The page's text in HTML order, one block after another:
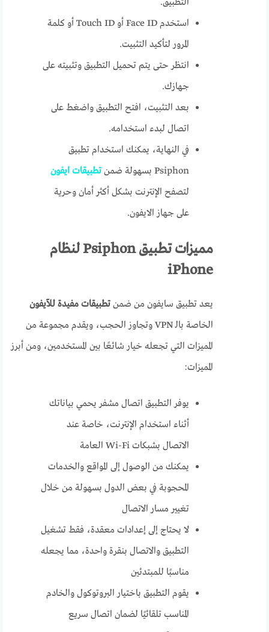
استخدم Face ID أو Touch ID أو كلمة
المرور لتأكيد التثبيت.
انتظر حتى يتم تحميل التطبيق وتثبيته على
جهازك.
بعد التثبيت، افتح التطبيق واضغط على
اتصال لبدء استخدامه.
في النهاية، يمكنك استخدام تطبيق
Psiphon بسهولة ضمن
تطبيقات ايفون
لتصفح الإنترنت بشكل أكثر أمان وحرية
على جهاز الايفون.
مميزات تطبيق Psiphon لنظام
iPhone
يعد تطبيق سايفون من ضمنتطبيقات مفيدة للآيفون
الخاصة بالـ VPN وتجاوز الحجب، ويقدم مجموعة من
المميزات التي تجعله خيار شائعًا بين المستخدمين، ومن أبرز
المميزات:
يوفر التطبيق اتصال مشفر يحمي بياناتك
أثناء استخدام الإنترنت، خاصة عند
الاتصال بشبكات Wi-Fi العامة
يمكنك من الوصول إلى المواقع والخدمات
المحجوبة في بعض الدول بسهولة من خلال
تغيير مسار الاتصال
لا يحتاج إلى إعدادات معقدة، فقط تشغيل
التطبيق والاتصال بنقرة واحدة، مما يجعله
مناسبًا للمبتدئين
يقوم التطبيق باختيار البروتوكول والخادم
المناسب تلقائيًا لضمان اتصال سريع